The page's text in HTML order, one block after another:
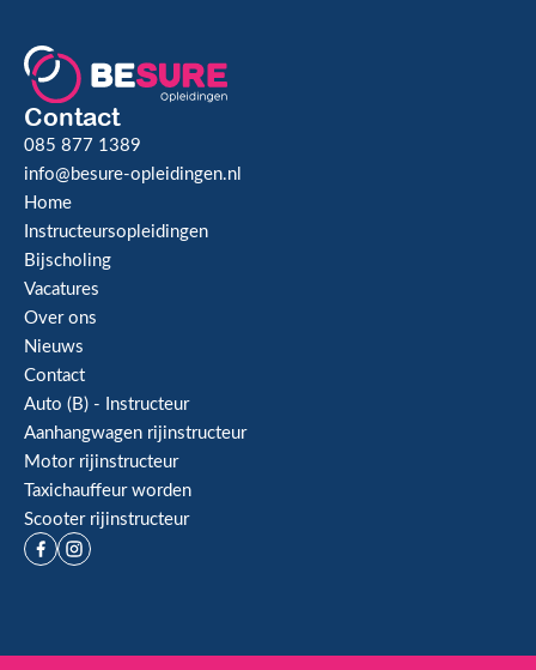
Contact
085 877 1389
info@besure-opleidingen.nl
Home
Instructeursopleidingen
Bijscholing
Vacatures
Over ons
Nieuws
Contact
Auto (B) - Instructeur
Aanhangwagen rijinstructeur
Motor rijinstructeur
Taxichauffeur worden
Scooter rijinstructeur